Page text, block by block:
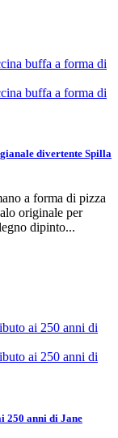
divertente Spilla
a forma di pizza
originale per
dipinto...
250 anni di Jane